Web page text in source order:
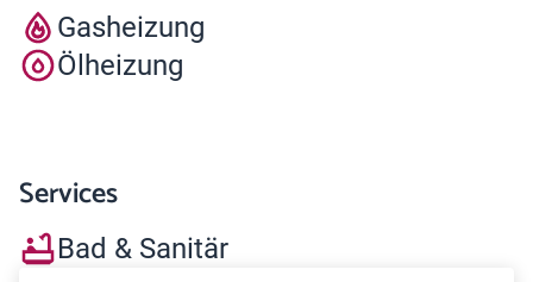
Gasheizung
Ölheizung
Services
Bad & Sanitär